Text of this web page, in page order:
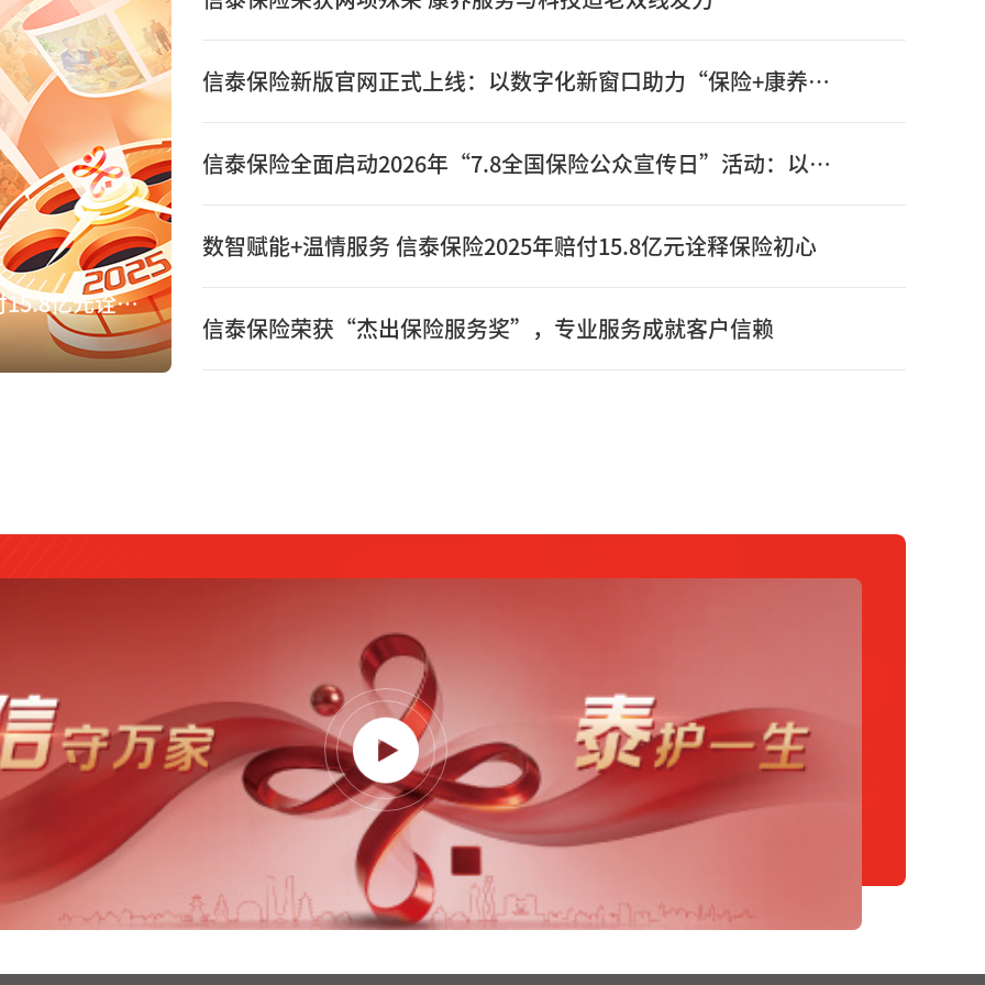
数智赋能+温情服务 信泰保险2025年赔付15.8亿元诠释保险初心
信泰保险新版官网正式上线：以数字化新窗口助力“保险+康养”高质量发展
信泰保险全面启动2026年“7.8全国保险公众宣传日”活动：以奋进姿态书写“十五五”开局之年保险答卷
数智赋能+温情服务 信泰保险2025年赔付15.8亿元诠释保险初心
信泰保险荣获“杰出保险服务奖”，专业服务成就客户信赖